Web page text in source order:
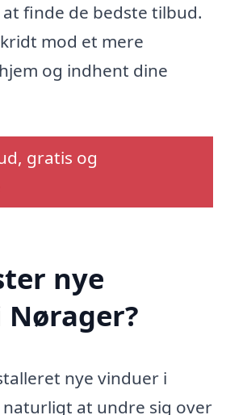
finde de bedste tilbud.
mod et mere
og indhent dine
gratis og
nye
nye vinduer i
at undre sig over